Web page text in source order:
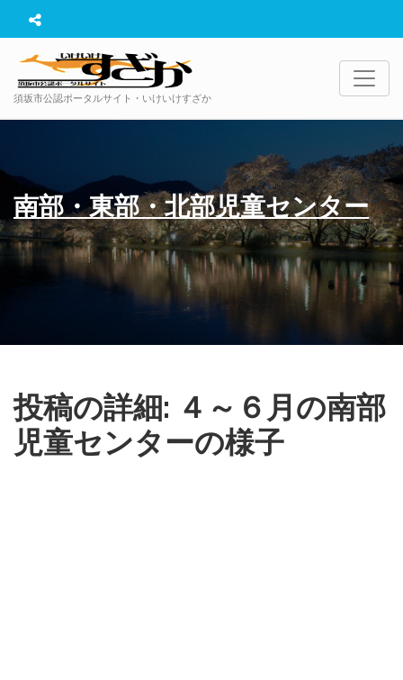
須坂市公認ポータルサイト・いけいけすざか
南部・東部・北部児童センター
投稿の詳細: ４～６月の南部
児童センターの様子